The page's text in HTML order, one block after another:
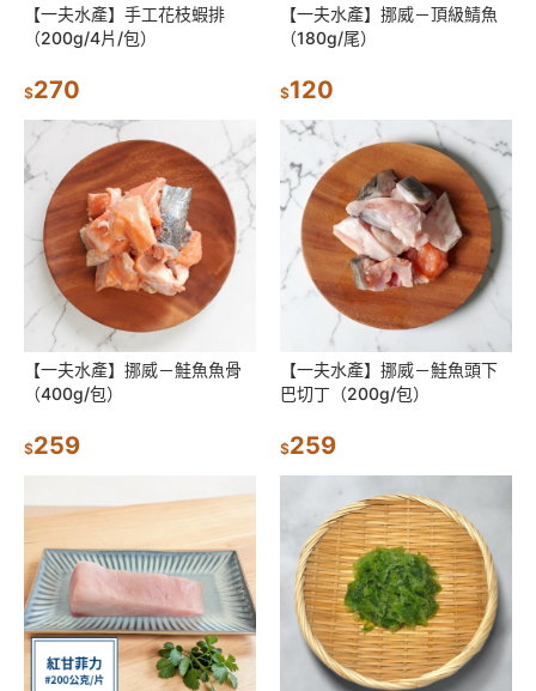
【一夫水產】手工花枝蝦排
（200g/4片/包）
$270
【一夫水產】挪威－頂級鯖魚
（180g/尾）
$120
【一夫水產】挪威－鮭魚魚骨
（400g/包）
$259
【一夫水產】挪威－鮭魚頭下
巴切丁（200g/包）
$259